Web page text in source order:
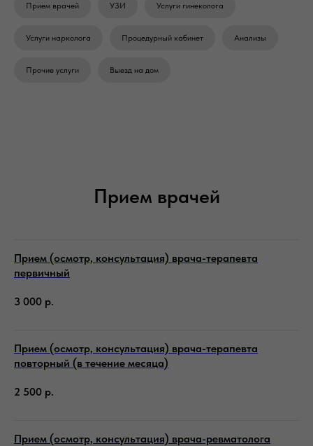
Прием врачей УЗИ Услуги гинеколога
Услуги нарколога Процедурный кабинет Анализы
Прочие услуги Выезд на дом
Прием врачей
Прием (осмотр, консультация) врача-терапевта
первичный
3 000 р.
Прием (осмотр, консультация) врача-терапевта
повторный (в течение месяца)
2 500 р.
Прием (осмотр, консультация) врача-ревматолога